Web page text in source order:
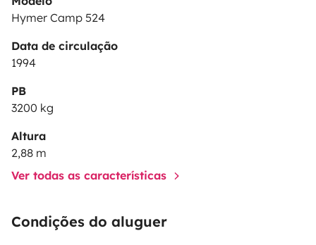
Hymer Camp 524
Data de circulação
1994
PB
3200 kg
Altura
2,88 m
Ver todas as características
Condições do aluguer